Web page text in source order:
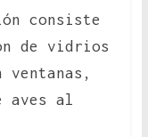
consiste
de vidrios
aves al